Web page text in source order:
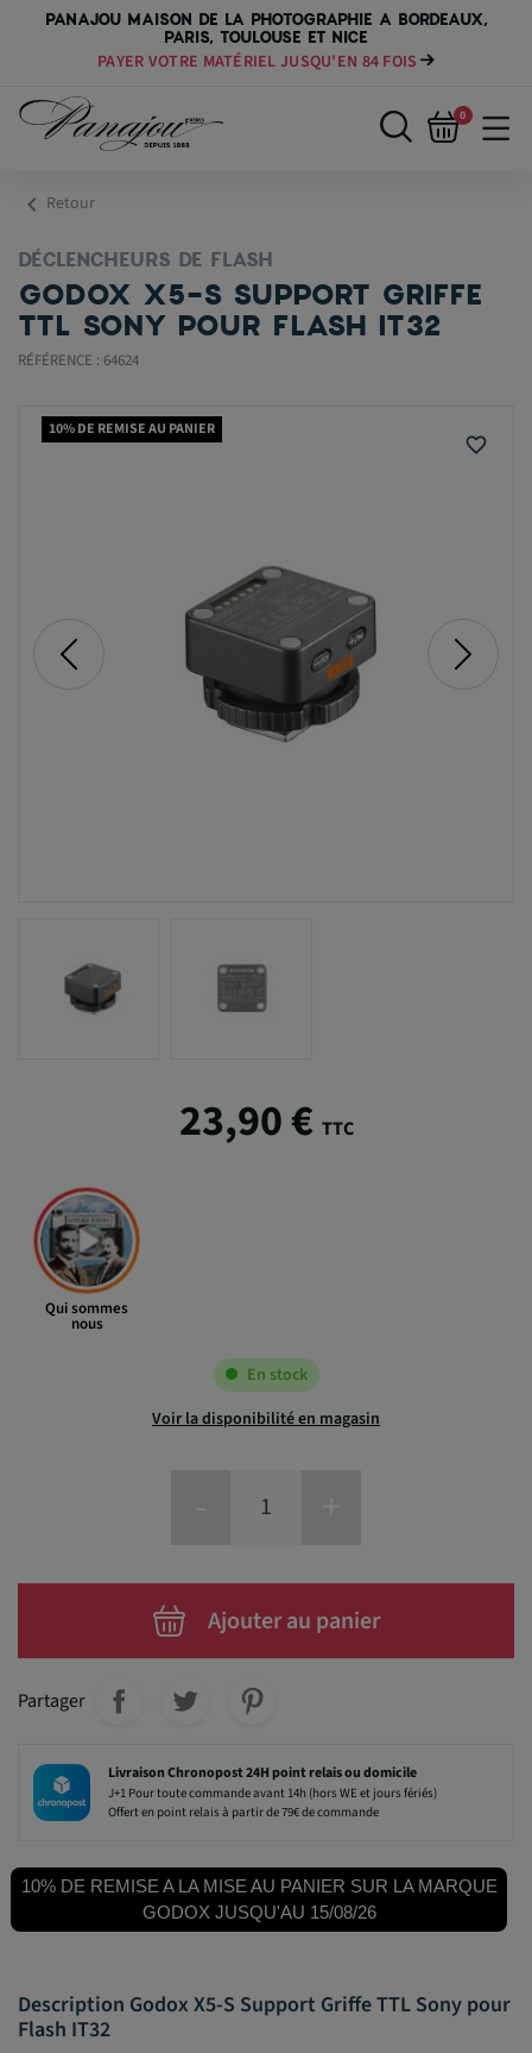
PANAJOU MAISON DE LA PHOTOGRAPHIE A BORDEAUX,
PARIS, TOULOUSE ET NICE
PAYER VOTRE MATÉRIEL JUSQU'EN 84 FOIS
0
chevron_left Retour
DÉCLENCHEURS DE FLASH
GODOX X5-S SUPPORT GRIFFE
TTL SONY POUR FLASH IT32
RÉFÉRENCE : 64624
10% DE REMISE AU PANIER
favorite_border
23,90 € TTC
Qui sommes
nous
En stock
Voir la disponibilité en magasin
Ajouter au panier
Partager
Livraison Chronopost 24H point relais ou domicile
J+1 Pour toute commande avant 14h (hors WE et jours fériés)
Offert en point relais à partir de 79€ de commande
10% DE REMISE A LA MISE AU PANIER SUR LA MARQUE
GODOX JUSQU'AU 15/08/26
Description Godox X5-S Support Griffe TTL Sony pour
Flash IT32